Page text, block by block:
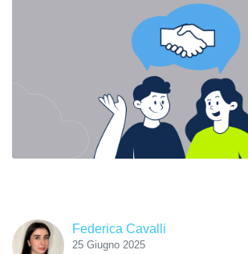
Federica Cavalli
25 Giugno 2025